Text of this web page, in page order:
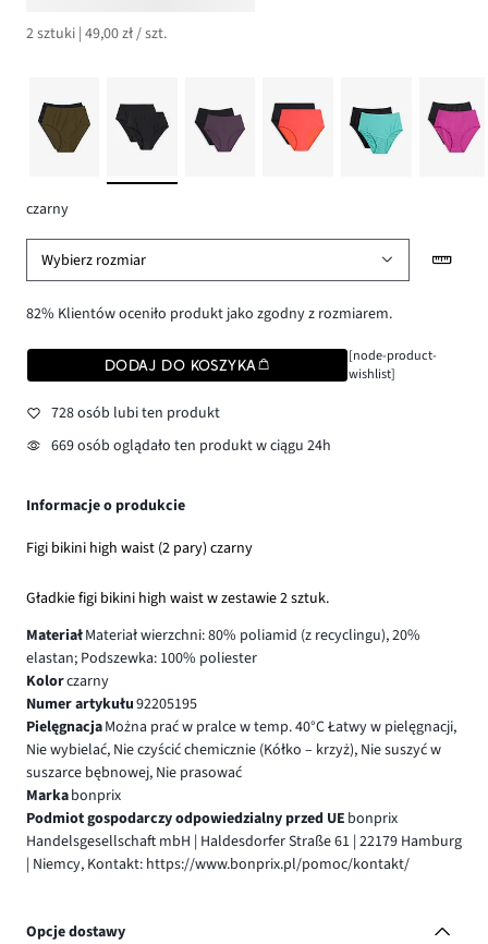
2 sztuki | 49,00 zł / szt.
czarny
Wybierz rozmiar
82% Klientów oceniło produkt jako zgodny z rozmiarem.
DODAJ DO KOSZYKA
[node-product-
wishlist]
728 osób lubi ten produkt
669 osób oglądało ten produkt w ciągu 24h
Informacje o produkcie
Figi bikini high waist (2 pary) czarny
Gładkie figi bikini high waist w zestawie 2 sztuk.
MateriałMateriał wierzchni: 80% poliamid (z recyclingu), 20%
elastan; Podszewka: 100% poliester
Kolorczarny
Numer artykułu92205195
PielęgnacjaMożna prać w pralce w temp. 40°C Łatwy w pielęgnacji,
Nie wybielać, Nie czyścić chemicznie (Kółko – krzyż), Nie suszyć w
suszarce bębnowej, Nie prasować
Markabonprix
Podmiot gospodarczy odpowiedzialny przed UE bonprix
Handelsgesellschaft mbH | Haldesdorfer Straße 61 | 22179 Hamburg
| Niemcy, Kontakt: https://www.bonprix.pl/pomoc/kontakt/
Opcje dostawy